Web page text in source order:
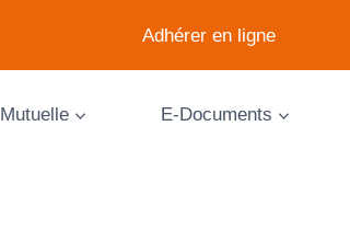
Adhérer en ligne
Mutuelle E-Documents